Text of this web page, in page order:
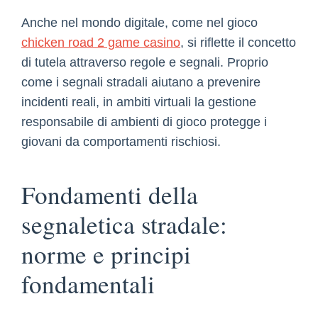
Anche nel mondo digitale, come nel gioco
chicken road 2 game casino, si riflette il concetto
di tutela attraverso regole e segnali. Proprio
come i segnali stradali aiutano a prevenire
incidenti reali, in ambiti virtuali la gestione
responsabile di ambienti di gioco protegge i
giovani da comportamenti rischiosi.
Fondamenti della
segnaletica stradale:
norme e principi
fondamentali